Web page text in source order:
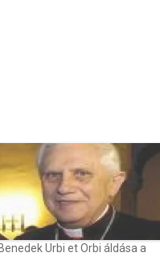
Urbi et Orbi áldása a